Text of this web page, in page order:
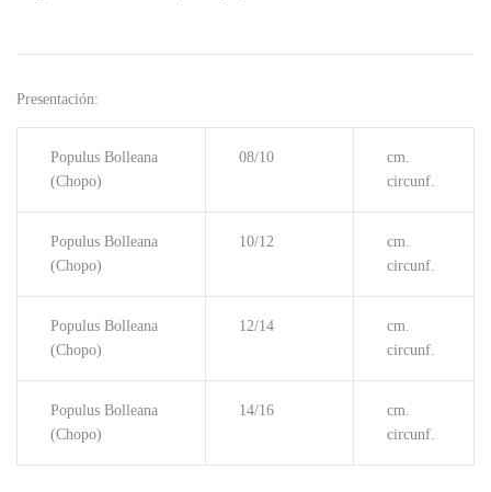
Presentación:
Populus Bolleana
(Chopo)
08/10
cm.
circunf.
Populus Bolleana
(Chopo)
10/12
cm.
circunf.
Populus Bolleana
(Chopo)
12/14
cm.
circunf.
Populus Bolleana
(Chopo)
14/16
cm.
circunf.